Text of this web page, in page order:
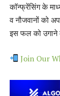
कॉन्फ्रेंसिंग के
व नौजवानों को
इस फल को उगाने
Join Our